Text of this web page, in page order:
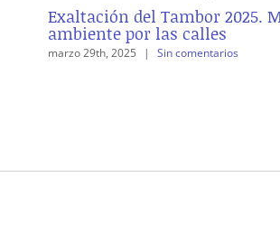
Exaltación del Tambor 2025.
ambiente por las calles
marzo 29th, 2025 | Sin comentarios